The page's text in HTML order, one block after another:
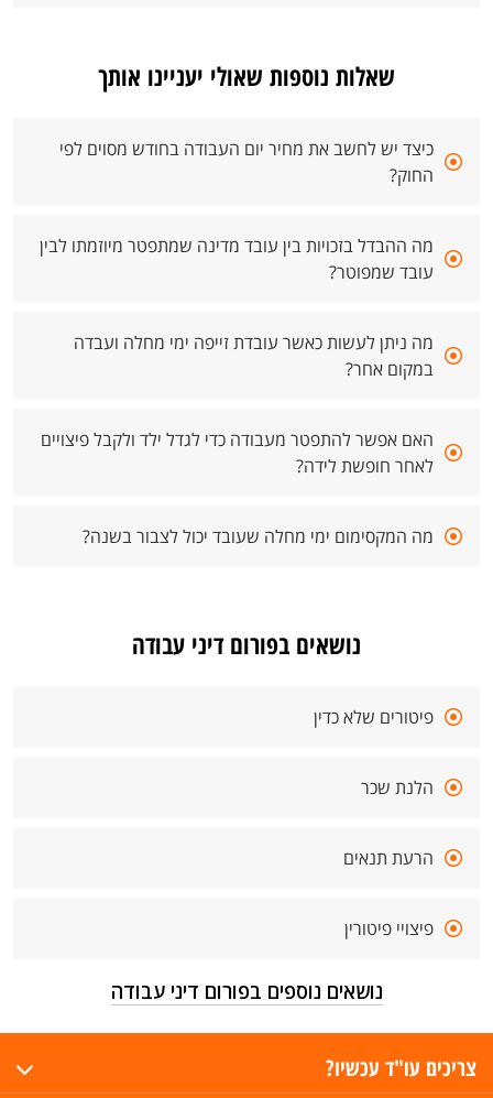
שאלות נוספות שאולי יעניינו אותך
כיצד יש לחשב את מחיר יום העבודה בחודש מסוים לפי
החוק?
מה ההבדל בזכויות בין עובד מדינה שמתפטר מיוזמתו לבין
עובד שמפוטר?
מה ניתן לעשות כאשר עובדת זייפה ימי מחלה ועבדה
במקום אחר?
האם אפשר להתפטר מעבודה כדי לגדל ילד ולקבל פיצויים
לאחר חופשת לידה?
מה המקסימום ימי מחלה שעובד יכול לצבור בשנה?
נושאים בפורום דיני עבודה
פיטורים שלא כדין
הלנת שכר
הרעת תנאים
פיצויי פיטורין
נושאים נוספים בפורום דיני עבודה
צריכים עו"ד עכשיו?